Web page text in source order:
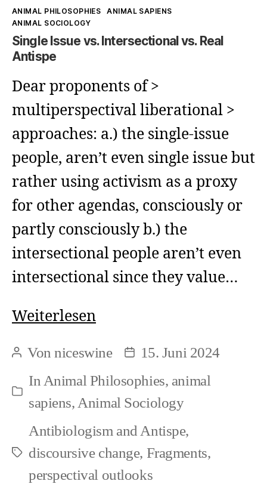
Kategorien
ANIMAL PHILOSOPHIES
ANIMAL SAPIENS
ANIMAL SOCIOLOGY
Single Issue vs. Intersectional vs. Real
Antispe
Dear proponents of >
multiperspectival liberational >
approaches: a.) the single-issue
people, aren’t even single issue but
rather using activism as a proxy
for other agendas, consciously or
partly consciously b.) the
intersectional people aren’t even
intersectional since they value…
WeiterlesenSingle
vs.
Intersectional
vs.
Real
Antispe
Beitragsautor
Vonniceswine Beitragsdatum
15. Juni 2024
Kategorien
In Animal Philosophies, animal
sapiens, Animal Sociology
Schlagwörter
Antibiologism and Antispe,
discoursive change, Fragments,
perspectival outlooks